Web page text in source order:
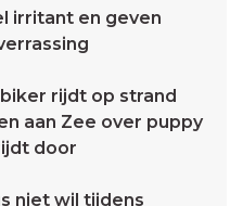
irritant en geven
rijdt op strand
aan Zee over puppy
door
niet wil tijdens